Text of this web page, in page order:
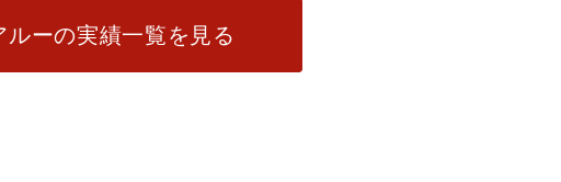
ルーの実績一覧を見る